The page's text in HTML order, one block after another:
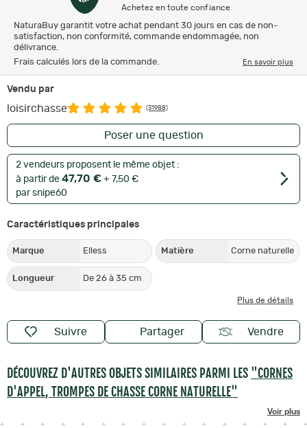
Achetez en toute confiance
NaturaBuy garantit votre achat pendant 30 jours en cas de non-
satisfaction, non conformité, commande endommagée, non
délivrance.
Frais calculés lors de la commande.
En savoir plus
Vendu par
loisirchasse (31988)
Poser une question
2 vendeurs proposent le même objet :
à partir de 47,70 € + 7,50 €
par snipe60
Caractéristiques principales
Marque Elless Matière Corne naturelle
Longueur De 26 à 35 cm
Plus de détails
Suivre Partager Vendre
DÉCOUVREZ D'AUTRES OBJETS SIMILAIRES PARMI LES "CORNES
D'APPEL, TROMPES DE CHASSE CORNE NATURELLE"
Voir plus